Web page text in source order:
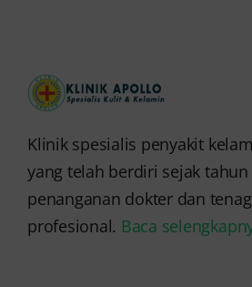
Klinik spesialis penyakit
yang telah berdiri sejak tahun
penanganan dokter dan
profesional. Baca